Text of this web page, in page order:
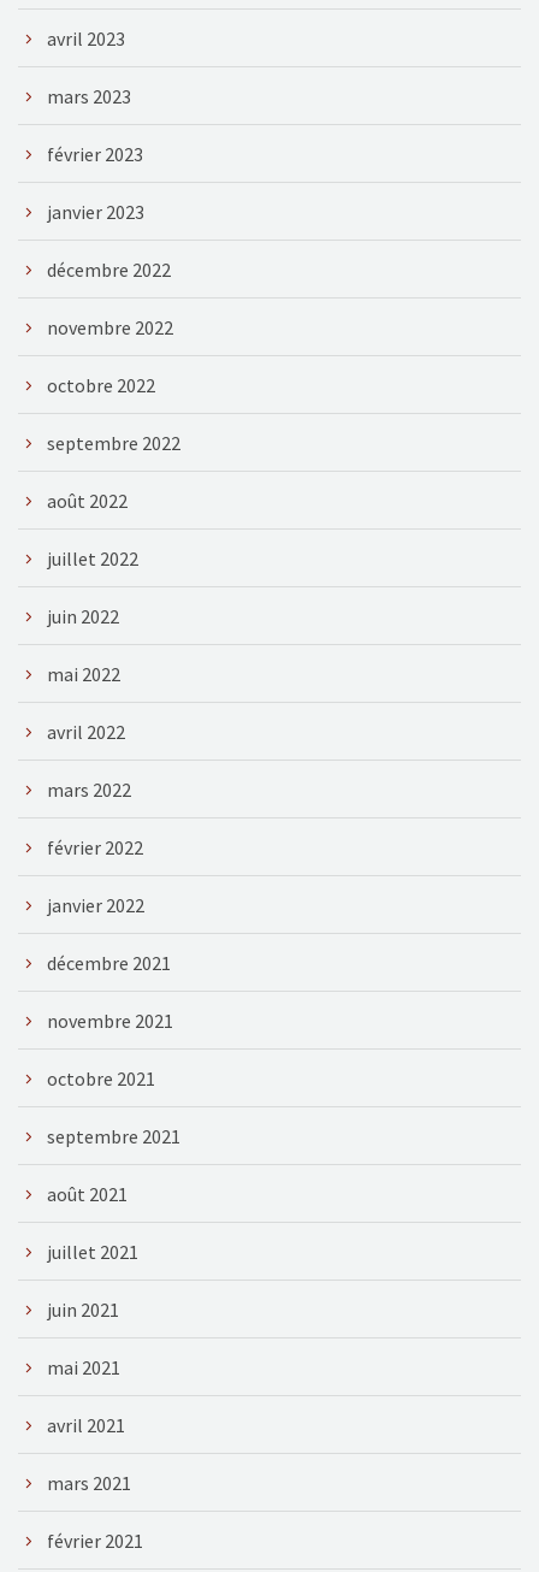
avril 2023
mars 2023
février 2023
janvier 2023
décembre 2022
novembre 2022
octobre 2022
septembre 2022
août 2022
juillet 2022
juin 2022
mai 2022
avril 2022
mars 2022
février 2022
janvier 2022
décembre 2021
novembre 2021
octobre 2021
septembre 2021
août 2021
juillet 2021
juin 2021
mai 2021
avril 2021
mars 2021
février 2021